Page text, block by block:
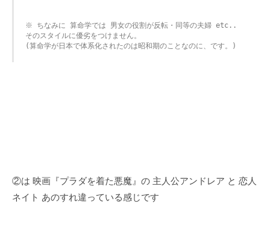
※ ちなみに 算命学では 男女の役割が反転・同等の夫婦 etc..
そのスタイルに優劣をつけません。
(算命学が日本で体系化されたのは昭和期のことなのに、です。)
②は 映画『プラダを着た悪魔』の 主人公アンドレア と 恋人
ネイト あのすれ違っている感じです